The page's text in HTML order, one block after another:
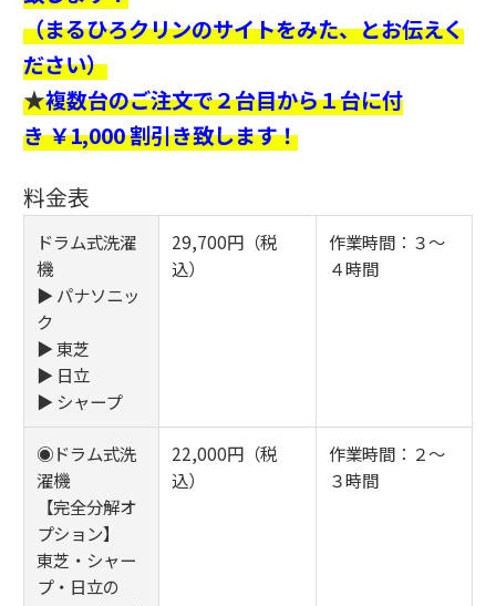
（まるひろクリンのサイトをみた、とお伝えく
ださい）
★複数台のご注文で２台目から１台に付
き ￥1,000 割引き致します！
料金表
ドラム式洗濯
機
▶ パナソニッ
ク
▶ 東芝
▶ 日立
▶ シャープ
29,700円（税
込）
作業時間：３～
４時間
◉ドラム式洗
濯機
【完全分解オ
プション】
東芝・シャー
プ・日立の
22,000円（税
込）
作業時間：２～
３時間